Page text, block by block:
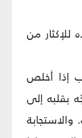
للإكثار من
إذا أخلص
بقلبه إلى